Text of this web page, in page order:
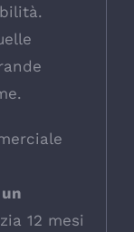
un
12 mesi